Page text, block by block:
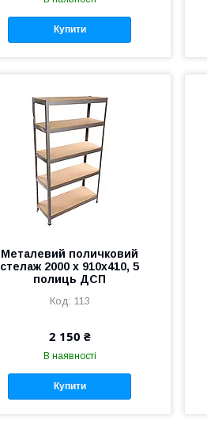
Купити
Металевий поличковий
стелаж 2000 x 910х410, 5
полиць ДСП
113
2 150 ₴
В наявності
Купити